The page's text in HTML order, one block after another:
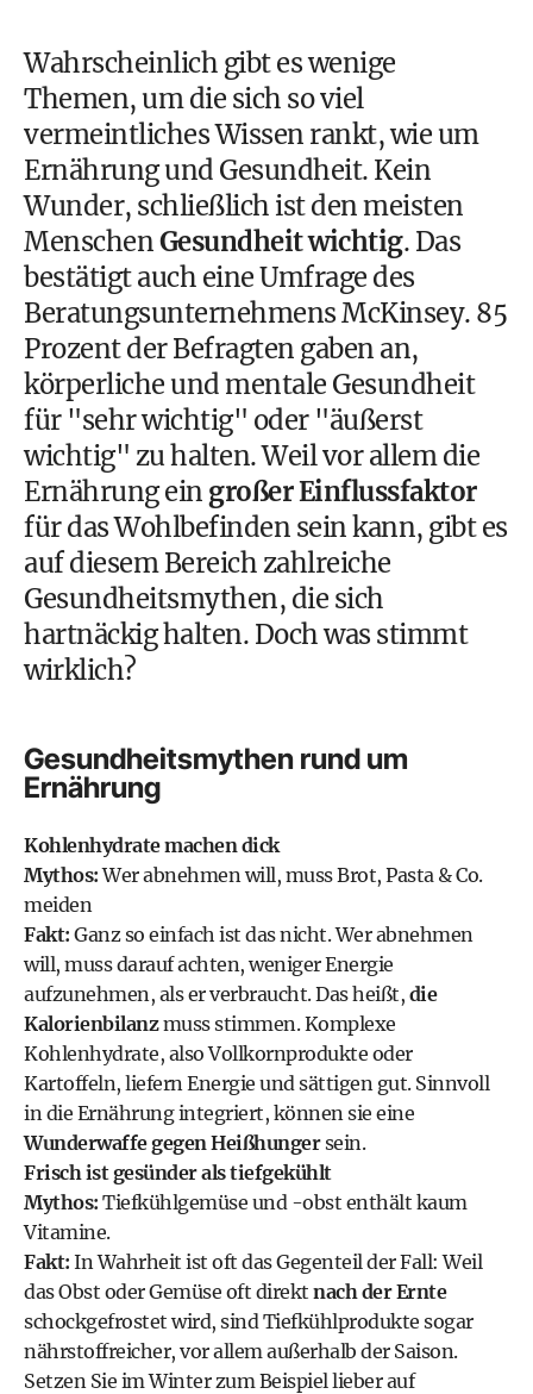
Wahrscheinlich gibt es wenige
Themen, um die sich so viel
vermeintliches Wissen rankt, wie um
Ernährung und Gesundheit. Kein
Wunder, schließlich ist den meisten
MenschenGesundheit wichtig. Das
bestätigt auch eine Umfrage des
Beratungsunternehmens McKinsey. 85
Prozent der Befragten gaben an,
körperliche und mentale Gesundheit
für "sehr wichtig" oder "äußerst
wichtig" zu halten. Weil vor allemdie
Ernährungein großer Einflussfaktor
für das Wohlbefinden sein kann, gibt es
auf diesem Bereich zahlreiche
Gesundheitsmythen, die sich
hartnäckig halten. Doch was stimmt
wirklich?
Gesundheitsmythen rund um
Ernährung
Kohlenhydrate machen dick
Mythos:Wer abnehmen will, muss Brot, Pasta & Co.
meiden
Fakt: Ganz so einfach ist das nicht. Wer abnehmen
will, muss darauf achten, weniger Energie
aufzunehmen, als er verbraucht. Das heißt, die
Kalorienbilanzmuss stimmen. Komplexe
Kohlenhydrate, also Vollkornprodukte oder
Kartoffeln, liefern Energie und sättigen gut. Sinnvoll
in die Ernährung integriert, können sie eine
Wunderwaffe gegen Heißhungersein.
Frisch ist gesünder als tiefgekühlt
Mythos: Tiefkühlgemüse und -obst enthält kaum
Vitamine.
Fakt: In Wahrheit ist oft das Gegenteil der Fall: Weil
das Obst oder Gemüse oft direkt nach der Ernte
schockgefrostet wird, sind Tiefkühlprodukte sogar
nährstoffreicher, vor allem außerhalb der Saison.
Setzen Sie im Winter zum Beispiel lieber auf